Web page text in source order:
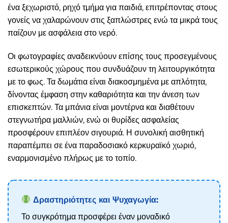
ένα ξεχωριστό, ρηχό τμήμα για παιδιά, επιτρέποντας στους
γονείς να χαλαρώνουν στις ξαπλώστρες ενώ τα μικρά τους
παίζουν με ασφάλεια στο νερό.
Οι φωτογραφίες αναδεικνύουν επίσης τους προσεγμένους
εσωτερικούς χώρους που συνδυάζουν τη λειτουργικότητα
με το φως. Τα δωμάτια είναι διακοσμημένα με απλότητα,
δίνοντας έμφαση στην καθαριότητα και την άνεση των
επισκεπτών. Τα μπάνια είναι μοντέρνα και διαθέτουν
στεγνωτήρα μαλλιών, ενώ οι θυρίδες ασφαλείας
προσφέρουν επιπλέον σιγουριά. Η συνολική αισθητική
παραπέμπει σε ένα παραδοσιακό κερκυραϊκό χωριό,
εναρμονισμένο πλήρως με το τοπίο.
Δραστηριότητες και Ψυχαγωγία:
Το συγκρότημα προσφέρει έναν μοναδικό